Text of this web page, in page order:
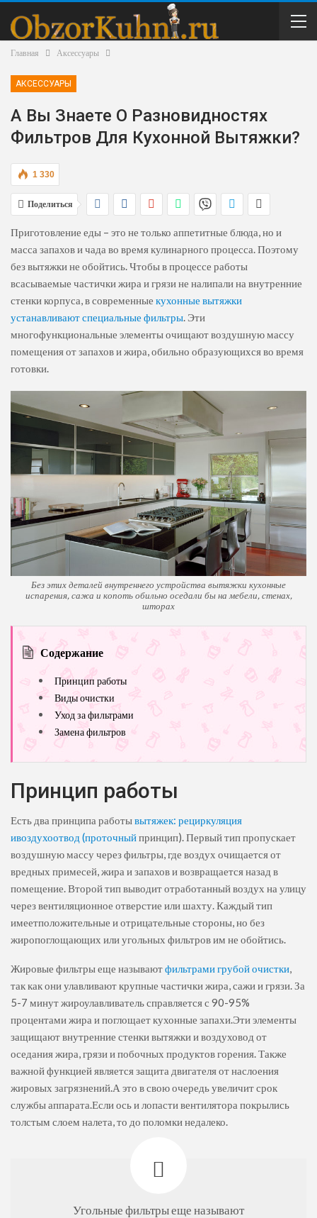
Главная Аксессуары
АКСЕССУАРЫ
А Вы Знаете О Разновидностях
Фильтров Для Кухонной Вытяжки?
1 330
Поделиться
Приготовление еды – это не только аппетитные блюда, но и
масса запахов и чада во время кулинарного процесса. Поэтому
без вытяжки не обойтись. Чтобы в процессе работы
всасываемые частички жира и грязи не налипали на внутренние
стенки корпуса, в современные кухонные вытяжки
устанавливают специальные фильтры. Эти
многофункциональные элементы очищают воздушную массу
помещения от запахов и жира, обильно образующихся во время
готовки.
Без этих деталей внутреннего устройства вытяжки кухонные
испарения, сажа и копоть обильно оседали бы на мебели, стенах,
шторах
Содержание
Принцип работы
Виды очистки
Уход за фильтрами
Замена фильтров
Принцип работы
Есть два принципа работывытяжек: рециркуляция
ивоздухоотвод (проточныйпринцип). Первый тип пропускает
воздушную массу через фильтры, где воздух очищается от
вредных примесей, жира и запахов и возвращается назад в
помещение. Второй тип выводит отработанный воздух на улицу
через вентиляционное отверстие или шахту. Каждый тип
имеетположительные и отрицательные стороны, но без
жиропоглощающих или угольных фильтров им не обойтись.
Жировые фильтры еще называютфильтрами грубой очистки,
так как они улавливают крупные частички жира, сажи и грязи. За
5-7 минут жироулавливатель справляется с 90-95%
процентами жира и поглощает кухонные запахи.Эти элементы
защищают внутренние стенки вытяжки и воздуховод от
оседания жира, грязи и побочных продуктов горения. Также
важной функцией является защита двигателя от наслоения
жировых загрязнений.А это в свою очередь увеличит срок
службы аппарата.Если ось и лопасти вентилятора покрылись
толстым слоем налета, то до поломки недалеко.
Угольные фильтры еще называют